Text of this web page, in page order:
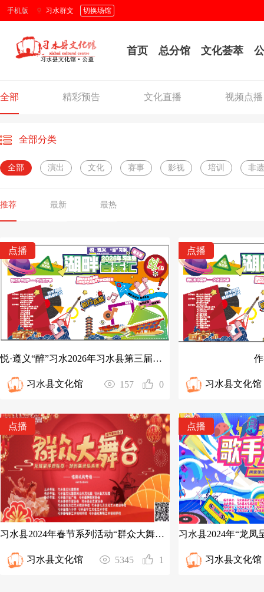
手机版 习水群文 切换场馆
首页 总分馆 文化荟萃
全部 精彩预告 文化直播 视频点播
全部分类
全部 演出 文化 赛事 影视 培训 非遗
推荐 最新 最热
点播
悦·遵义“醉”习水2026年习水县第三届湖畔音乐汇
习水县文化馆 157 0
点播
习水县文化馆
点播
习水县2024年春节系列活动“群众大舞台”文旅志愿培训机构专场
习水县文化馆 5345 1
点播
习水县文化馆